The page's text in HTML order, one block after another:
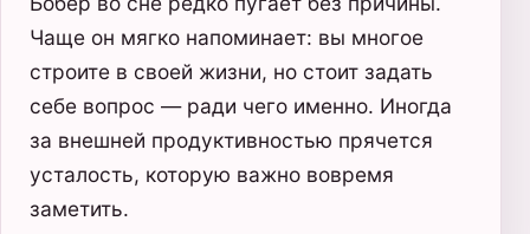
Чаще он мягко напоминает: вы многое
строите в своей жизни, но стоит задать
себе вопрос — ради чего именно. Иногда
за внешней продуктивностью прячется
усталость, которую важно вовремя
заметить.